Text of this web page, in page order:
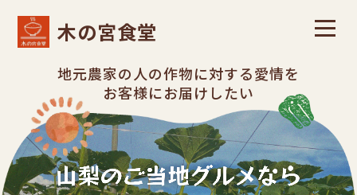
木の宮食堂
地元農家の人の作物に対する愛情を
お客様にお届けしたい